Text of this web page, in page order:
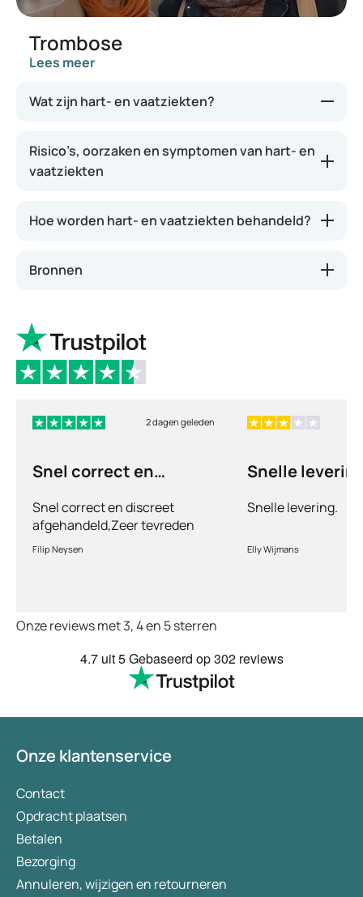
Trombose
Lees meer
Wat zijn hart- en vaatziekten?
voor aandoeningen van het hart en de bloedvaten.
Voorbeelden hiervan zijn hoge bloeddruk, een
aandoeningen kunnen de doorbloeding verstoren
op een hartinfarct of een beroerte toeneemt.
Risico’s, oorzaken en symptomen van hart- en
vaatziekten
Hoe worden hart- en vaatziekten behandeld?
Bronnen
2 dagen geleden
Snel correct en
Snel correct en discreet
afgehandeld,Zeer tevreden
met de service en patiënt
vriendelijkheid.Vermoedelijk
Filip Neysen
Snelle
Snelle levering.
Elly Wijmans
Onze reviews met 3, 4 en 5 sterren
4.7uit 5Gebaseerd op302 reviews
Onze klantenservice
Contact
Opdracht plaatsen
Betalen
Bezorging
Annuleren, wijzigen en retourneren